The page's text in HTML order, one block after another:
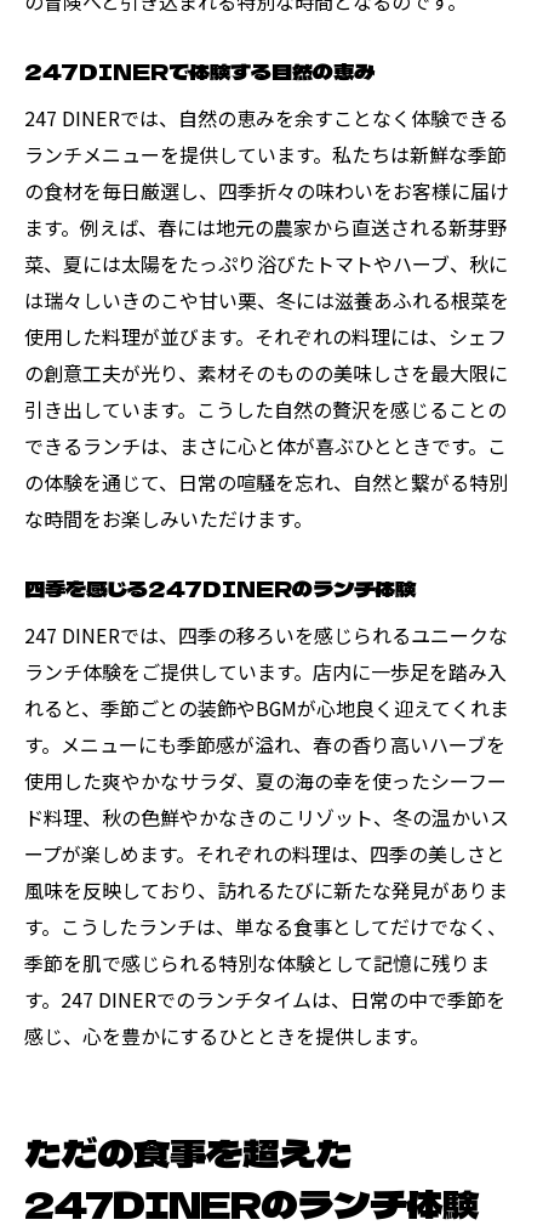
247DINERで体験する自然の恵み
247 DINERでは、自然の恵みを余すことなく体験できる
ランチメニューを提供しています。私たちは新鮮な季節
の食材を毎日厳選し、四季折々の味わいをお客様に届け
ます。例えば、春には地元の農家から直送される新芽野
菜、夏には太陽をたっぷり浴びたトマトやハーブ、秋に
は瑞々しいきのこや甘い栗、冬には滋養あふれる根菜を
使用した料理が並びます。それぞれの料理には、シェフ
の創意工夫が光り、素材そのものの美味しさを最大限に
引き出しています。こうした自然の贅沢を感じることの
できるランチは、まさに心と体が喜ぶひとときです。こ
の体験を通じて、日常の喧騒を忘れ、自然と繋がる特別
な時間をお楽しみいただけます。
四季を感じる247DINERのランチ体験
247 DINERでは、四季の移ろいを感じられるユニークな
ランチ体験をご提供しています。店内に一歩足を踏み入
れると、季節ごとの装飾やBGMが心地良く迎えてくれま
す。メニューにも季節感が溢れ、春の香り高いハーブを
使用した爽やかなサラダ、夏の海の幸を使ったシーフー
ド料理、秋の色鮮やかなきのこリゾット、冬の温かいス
ープが楽しめます。それぞれの料理は、四季の美しさと
風味を反映しており、訪れるたびに新たな発見がありま
す。こうしたランチは、単なる食事としてだけでなく、
季節を肌で感じられる特別な体験として記憶に残りま
す。247 DINERでのランチタイムは、日常の中で季節を
感じ、心を豊かにするひとときを提供します。
ただの食事を超えた
247DINERのランチ体験